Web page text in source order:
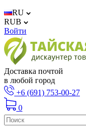
RU
RUB
Войти
Доставка почтой
в любой город
+6 (691) 753-00-27
0